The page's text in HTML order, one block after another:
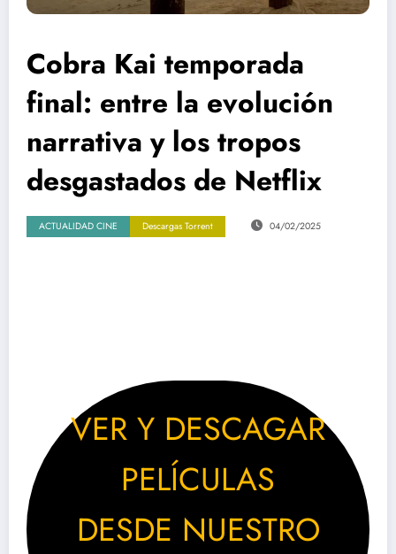
Cobra Kai temporada
final: entre la evolución
narrativa y los tropos
desgastados de Netflix
ACTUALIDAD CINE Descargas Torrent 04/02/2025
VER Y DESCAGAR
PELÍCULAS
DESDE NUESTRO